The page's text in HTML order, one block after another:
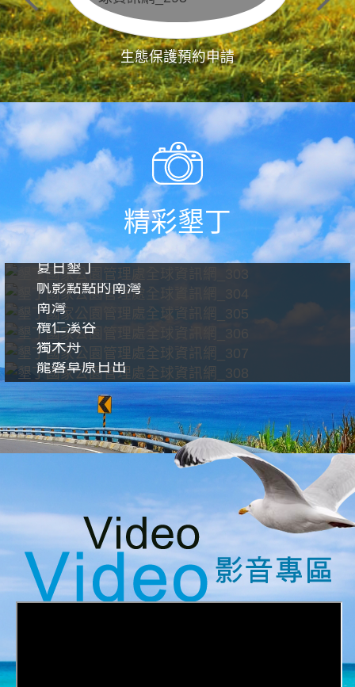
生態保護預約申請
精彩墾丁
夏日墾丁
帆影點點的南灣
南灣
欖仁溪谷
獨木舟
龍磐草原日出